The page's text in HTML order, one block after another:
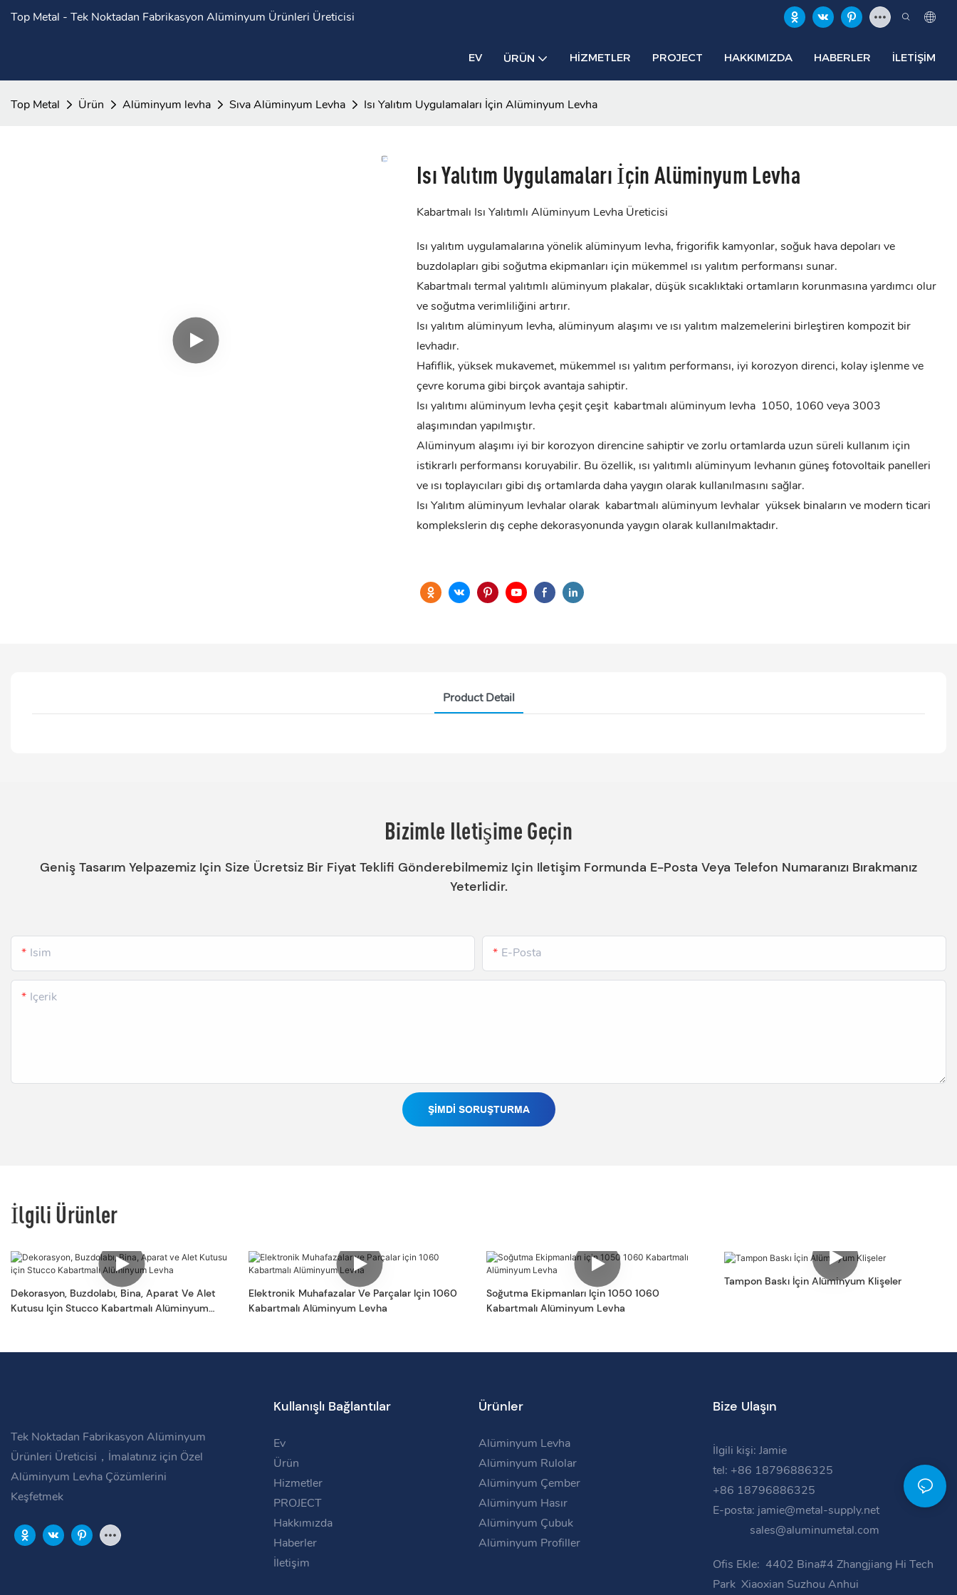
Top Metal - Tek Noktadan Fabrikasyon Alüminyum Ürünleri Üreticisi
EV ÜRÜN HIZMETLER PROJECT HAKKIMIZDA HABERLER İLETIŞIM
Top Metal Ürün Alüminyum levha Sıva Alüminyum Levha Isı Yalıtım Uygulamaları İçin Alüminyum Levha
Isı Yalıtım Uygulamaları İçin Alüminyum Levha
Kabartmalı Isı Yalıtımlı Alüminyum Levha Üreticisi
Isı yalıtım uygulamalarına yönelik alüminyum levha, frigorifik kamyonlar, soğuk hava depoları ve
buzdolapları gibi soğutma ekipmanları için mükemmel ısı yalıtım performansı sunar.
Kabartmalı termal yalıtımlı alüminyum plakalar, düşük sıcaklıktaki ortamların korunmasına yardımcı olur
ve soğutma verimliliğini artırır.
Isı yalıtım alüminyum levha, alüminyum alaşımı ve ısı yalıtım malzemelerini birleştiren kompozit bir
levhadır.
Hafiflik, yüksek mukavemet, mükemmel ısı yalıtım performansı, iyi korozyon direnci, kolay işlenme ve
çevre koruma gibi birçok avantaja sahiptir.
Isı yalıtımı alüminyum levhaçeşit çeşit kabartmalı alüminyum levha 1050, 1060 veya 3003
alaşımından yapılmıştır.
Alüminyum alaşımı iyi bir korozyon direncine sahiptir ve zorlu ortamlarda uzun süreli kullanım için
istikrarlı performansı koruyabilir. Bu özellik, ısı yalıtımlı alüminyum levhanın güneş fotovoltaik panelleri
ve ısı toplayıcıları gibi dış ortamlarda daha yaygın olarak kullanılmasını sağlar.
Isı Yalıtım alüminyum levhalar olarak kabartmalı alüminyum levhalar yüksek binaların ve modern ticari
komplekslerin dış cephe dekorasyonunda yaygın olarak kullanılmaktadır.
Product Detail
Bizimle Iletişime Geçin
Geniş Tasarım Yelpazemiz Için Size Ücretsiz Bir Fiyat Teklifi Gönderebilmemiz Için Iletişim Formunda E-Posta Veya Telefon Numaranızı Bırakmanız
Yeterlidir.
Isim E-Posta
Içerik
ŞIMDI SORUŞTURMA
İlgili Ürünler
Dekorasyon, Buzdolabı, Bina, Aparat Ve Alet
Kutusu Için Stucco Kabartmalı Alüminyum
Elektronik Muhafazalar Ve Parçalar Için 1060
Kabartmalı Alüminyum Levha
Soğutma Ekipmanları Için 1050 1060
Kabartmalı Alüminyum Levha
Tampon Baskı İçin Alüminyum Klişeler
Tek Noktadan Fabrikasyon Alüminyum
Ürünleri Üreticisi，İmalatınız için Özel
Alüminyum Levha Çözümlerini
Keşfetmek
Kullanışlı Bağlantılar
Ev
Ürün
Hizmetler
PROJECT
Hakkımızda
Haberler
İletişim
Ürünler
Alüminyum Levha
Alüminyum Rulolar
Alüminyum Çember
Alüminyum Hasır
Alüminyum Çubuk
Alüminyum Profiller
Bize Ulaşın
İlgili kişi: Jamie
tel: +86 18796886325
+86 18796886325
E-posta: jamie@metal-supply.net
sales@aluminumetal.com
Ofis Ekle: 4402 Bina#4 Zhangjiang Hi Tech
Park Xiaoxian Suzhou Anhui